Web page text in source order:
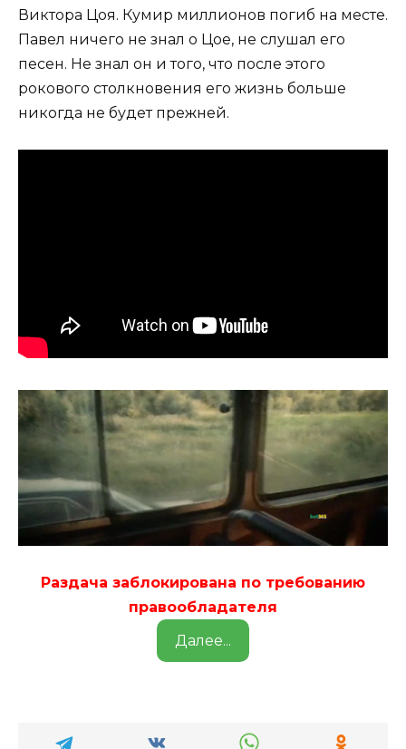
Виктора Цоя. Кумир миллионов погиб на месте.
Павел ничего не знал о Цое, не слушал его
песен. Не знал он и того, что после этого
рокового столкновения его жизнь больше
никогда не будет прежней.
Раздача заблокирована по требованию
правообладателя
Далее...